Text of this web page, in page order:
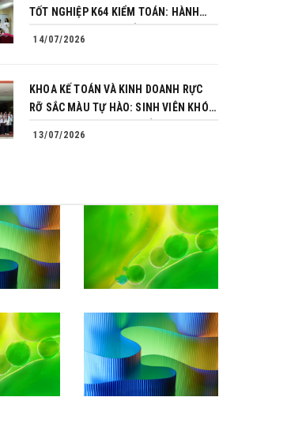
TỐT NGHIỆP K64 KIỂM TOÁN: HÀNH
14/07/2026
KHOA KẾ TOÁN VÀ KINH DOANH RỰC
RỠ SẮC MÀU TỰ HÀO: SINH VIÊN KHÓA
13/07/2026